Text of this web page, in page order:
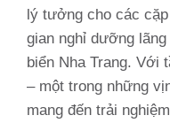
lý tưởng cho các
gian nghỉ dưỡng
biển Nha Trang. Với
– một trong những
mang đến trải